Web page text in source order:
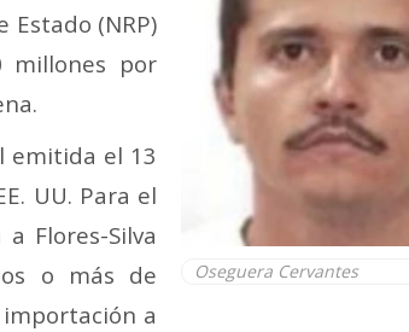
Oseguera Cervantes
(NRP)
millones por
emitida el 13
UU. Para el
Flores-Silva
o más de
a